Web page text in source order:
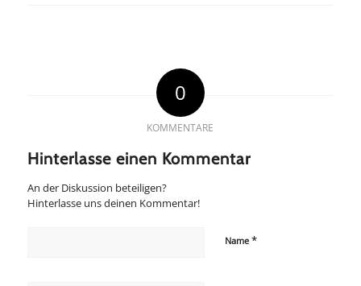
0
KOMMENTARE
Hinterlasse einen Kommentar
An der Diskussion beteiligen?
Hinterlasse uns deinen Kommentar!
Name *